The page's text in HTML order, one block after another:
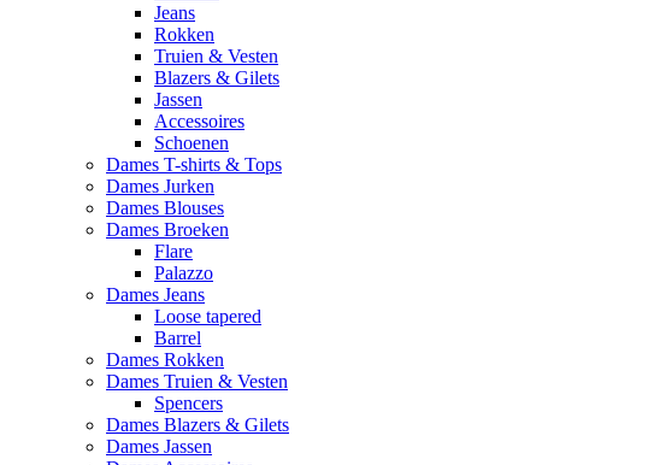
Jeans
Rokken
Truien & Vesten
Blazers & Gilets
Jassen
Accessoires
Schoenen
Dames T-shirts & Tops
Dames Jurken
Dames Blouses
Dames Broeken
Flare
Palazzo
Dames Jeans
Loose tapered
Barrel
Dames Rokken
Dames Truien & Vesten
Spencers
Dames Blazers & Gilets
Dames Jassen